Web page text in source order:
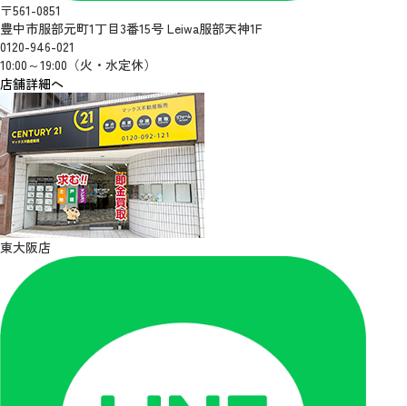
〒561-0851
豊中市服部元町1丁目3番15号 Leiwa服部天神1F
0120-946-021
10:00～19:00（火・水定休）
店舗詳細へ
東大阪店